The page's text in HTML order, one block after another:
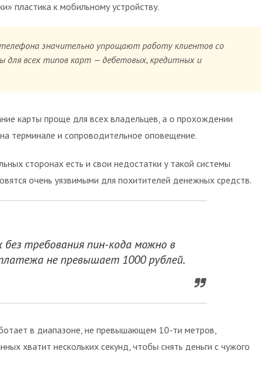
пластика к мобильному устройству.
значительно упрощают работу клиентов со
для всех типов карт — дебетовых, кредитных и
карты проще для всех владельцев, а о прохождении
терминале и сопроводительное оповещение.
сторонах есть и свои недостатки у такой системы
очень уязвимыми для похитителей денежных средств.
требования пин-кода можно в
не превышает 1000 рублей.
в диапазоне, не превышающем 10-ти метров,
хватит нескольких секунд, чтобы снять деньги с чужого